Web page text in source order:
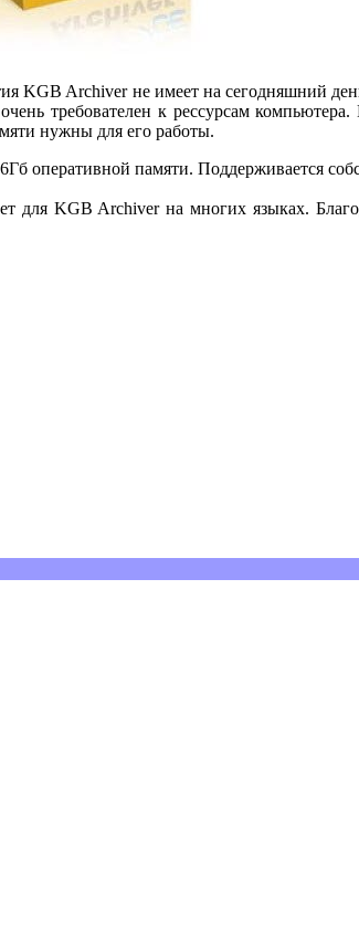
KGB Archiver не имеет на сегодняшний
требователен к рессурсам
нужны для его работы.
оперативной памяти. Поддерживается
для KGB Archiver на многих языках.